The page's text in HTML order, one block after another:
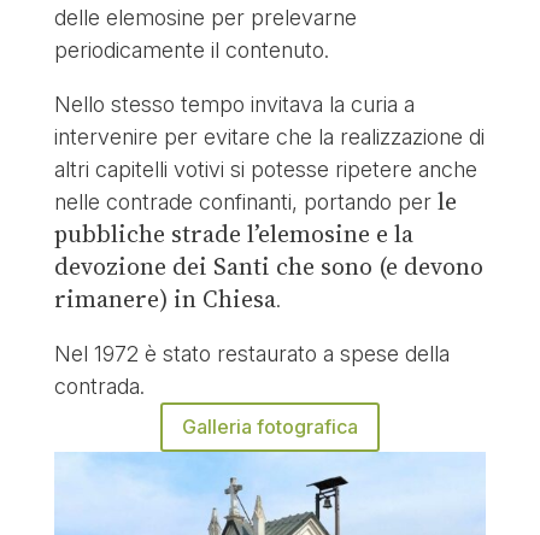
delle elemosine per prelevarne
periodicamente il contenuto.
Nello stesso tempo invitava la curia a
intervenire per evitare che la realizzazione di
altri capitelli votivi si potesse ripetere anche
nelle contrade confinanti, portando per le
pubbliche strade l’elemosine e la
devozione dei Santi che sono (e devono
rimanere) in Chiesa.
Nel 1972 è stato restaurato a spese della
contrada.
Galleria fotografica